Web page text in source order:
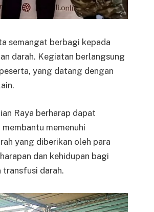
semangat berbagi kepada
darah. Kegiatan berlangsung
yang datang dengan
Raya berharap dapat
memenuhi
yang diberikan oleh para
dan kehidupan bagi
transfusi darah.